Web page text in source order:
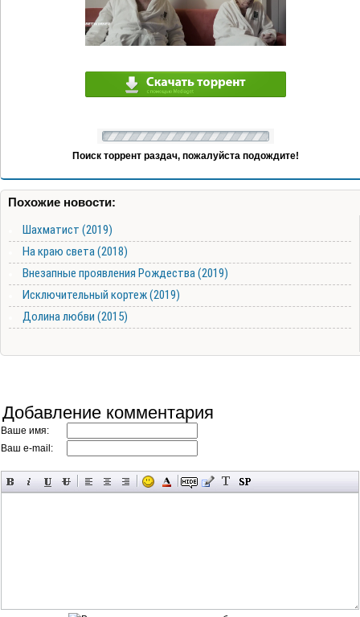
Поиск торрент раздач, пожалуйста подождите!
Похожие новости:
Шахматист (2019)
На краю света (2018)
Внезапные проявления Рождества (2019)
Исключительный кортеж (2019)
Долина любви (2015)
Добавление комментария
Ваше имя:
Ваш e-mail: